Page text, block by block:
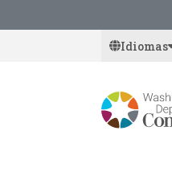
to
Idiomas